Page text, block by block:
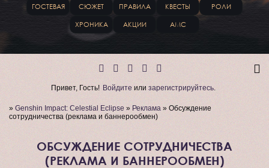
ГОСТЕВАЯ СЮЖЕТ ПРАВИЛА КВЕСТЫ РОЛИ
ХРОНИКА АКЦИИ АМС
Привет, Гость! Войдите или зарегистрируйтесь.
» Genshin Impact: Celestial Eclipse » Реклама » Обсуждение
сотрудничества (реклама и баннерообмен)
ОБСУЖДЕНИЕ СОТРУДНИЧЕСТВА
(РЕКЛАМА И БАННЕРООБМЕН)